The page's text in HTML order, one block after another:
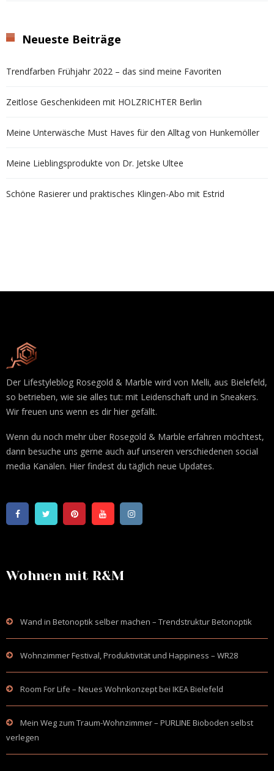
Neueste Beiträge
Trendfarben Frühjahr 2022 – das sind meine Favoriten
Zeitlose Geschenkideen mit HOLZRICHTER Berlin
Meine Unterwäsche Must Haves für den Alltag von Hunkemöller
Meine Lieblingsprodukte von Dr. Jetske Ultee
Schöne Rasierer und praktisches Klingen-Abo mit Estrid
Der Lifestyleblog Rosegold & Marble wird von Melli, aus Bielefeld,
so betrieben, wie sie alles tut: mit Leidenschaft und in Sneakers.
Wir freuen uns wenn es dir hier gefällt.
Wenn du noch mehr über Rosegold & Marble erfahren möchtest,
dann besuche uns gerne auch auf unseren verschiedenen social
media Kanälen. Hier findest du täglich neue Updates.
Wohnen mit R&M
Wand in Betonoptik selber machen – Trendstruktur Betonoptik
Wohnzimmer Festival, Produktivität und Happiness – WR28
Room For Life – Neues Wohnkonzept bei IKEA Bielefeld
Mein Weg zum Traum-Wohnzimmer – PURLINE Bioboden selbst
verlegen